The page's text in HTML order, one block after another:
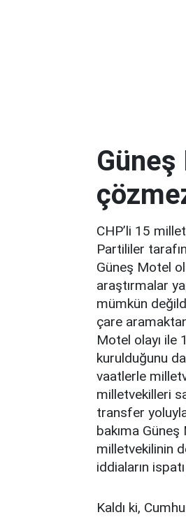
Güneş
CHP’li 15
Partililer
Güneş Motel
araştırmalar
mümkün
çare
Motel olayı ile
kurulduğunu
vaatlerle
milletvekilleri
transfer
bakıma
milletvekilinin
iddiaların
Kaldı ki,